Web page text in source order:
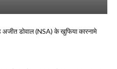
अजीत डोवाल (NSA) के खुफिया कारनामे